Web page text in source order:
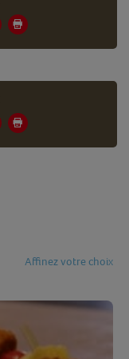
Affinez votre choix